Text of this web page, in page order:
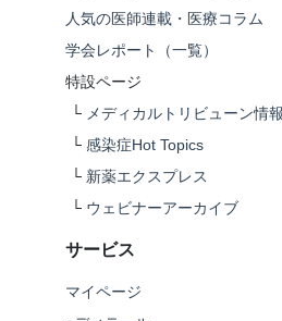
人気の医師連載・医療コラム
学会レポート（一覧）
特設ページ
└ メディカルトリビューン情
└ 感染症Hot Topics
└ 新薬エクスプレス
└ ウェビナーアーカイブ
サービス
マイページ